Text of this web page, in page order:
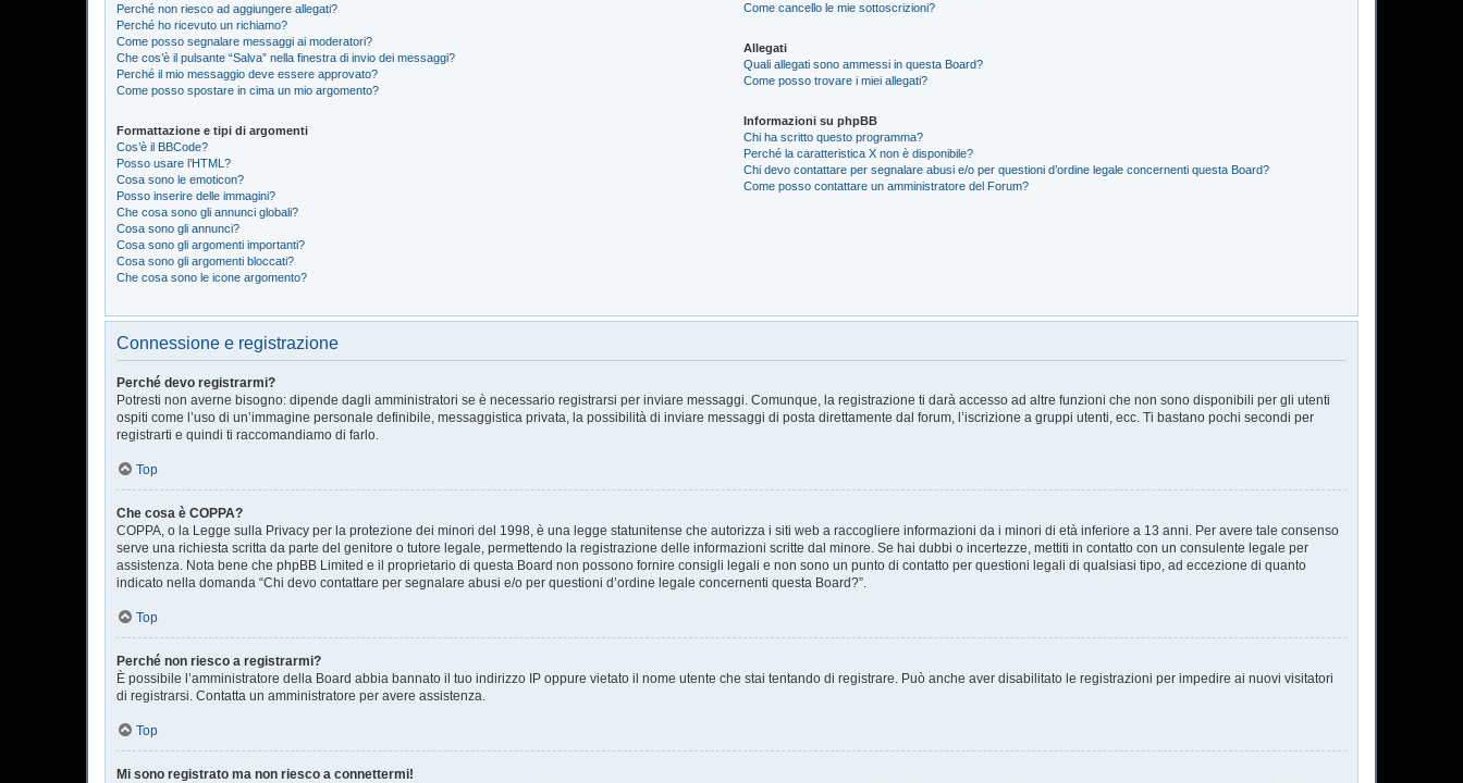
Perché non riesco ad aggiungere allegati?
Perché ho ricevuto un richiamo?
Come posso segnalare messaggi ai moderatori?
Che cos’è il pulsante “Salva” nella finestra di invio dei messaggi?
Perché il mio messaggio deve essere approvato?
Come posso spostare in cima un mio argomento?
Formattazione e tipi di argomenti
Cos’è il BBCode?
Posso usare l’HTML?
Cosa sono le emoticon?
Posso inserire delle immagini?
Che cosa sono gli annunci globali?
Cosa sono gli annunci?
Cosa sono gli argomenti importanti?
Cosa sono gli argomenti bloccati?
Che cosa sono le icone argomento?
Come cancello le mie sottoscrizioni?
Allegati
Quali allegati sono ammessi in questa Board?
Come posso trovare i miei allegati?
Informazioni su phpBB
Chi ha scritto questo programma?
Perché la caratteristica X non è disponibile?
Chi devo contattare per segnalare abusi e/o per questioni d’ordine legale concernenti questa Board?
Come posso contattare un amministratore del Forum?
Connessione e registrazione
Perché devo registrarmi?
Potresti non averne bisogno: dipende dagli amministratori se è necessario registrarsi per inviare messaggi. Comunque, la registrazione ti darà accesso ad altre funzioni che non sono disponibili per gli utenti
ospiti come l’uso di un’immagine personale definibile, messaggistica privata, la possibilità di inviare messaggi di posta direttamente dal forum, l’iscrizione a gruppi utenti, ecc. Ti bastano pochi secondi per
registrarti e quindi ti raccomandiamo di farlo.
Top
Che cosa è COPPA?
COPPA, o la Legge sulla Privacy per la protezione dei minori del 1998, è una legge statunitense che autorizza i siti web a raccogliere informazioni da i minori di età inferiore a 13 anni. Per avere tale consenso
serve una richiesta scritta da parte del genitore o tutore legale, permettendo la registrazione delle informazioni scritte dal minore. Se hai dubbi o incertezze, mettiti in contatto con un consulente legale per
assistenza. Nota bene che phpBB Limited e il proprietario di questa Board non possono fornire consigli legali e non sono un punto di contatto per questioni legali di qualsiasi tipo, ad eccezione di quanto
indicato nella domanda “Chi devo contattare per segnalare abusi e/o per questioni d’ordine legale concernenti questa Board?”.
Top
Perché non riesco a registrarmi?
È possibile l’amministratore della Board abbia bannato il tuo indirizzo IP oppure vietato il nome utente che stai tentando di registrare. Può anche aver disabilitato le registrazioni per impedire ai nuovi visitatori
di registrarsi. Contatta un amministratore per avere assistenza.
Top
Mi sono registrato ma non riesco a connettermi!